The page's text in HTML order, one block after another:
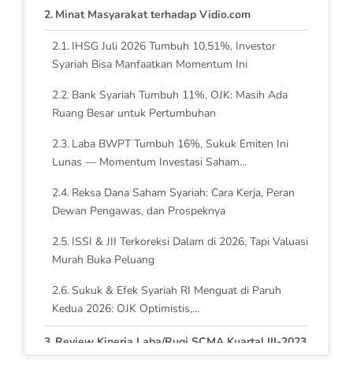
Minat Masyarakat terhadap Vidio.com
IHSG Juli 2026 Tumbuh 10,51%, Investor
Syariah Bisa Manfaatkan Momentum Ini
Bank Syariah Tumbuh 11%, OJK: Masih Ada
Ruang Besar untuk Pertumbuhan
Laba BWPT Tumbuh 16%, Sukuk Emiten Ini
Lunas — Momentum Investasi Saham...
Reksa Dana Saham Syariah: Cara Kerja, Peran
Dewan Pengawas, dan Prospeknya
ISSI & JII Terkoreksi Dalam di 2026, Tapi Valuasi
Murah Buka Peluang
Sukuk & Efek Syariah RI Menguat di Paruh
Kedua 2026: OJK Optimistis,...
Review Kinerja Laba/Rugi SCMA Kuartal III-2023